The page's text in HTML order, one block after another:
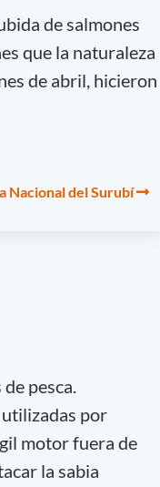
de salmones
que la naturaleza
de abril, hicieron
Nacional del Surubí
pesca.
por
motor fuera de
la sabia